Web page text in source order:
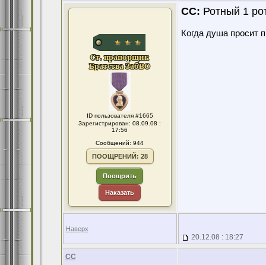
ID пользователя #1665
Зарегистрирован: 08.09.08 :
17:56
Сообщений: 944
ПООЩРЕНИЙ: 28
Поощрить
Наказать
CC: Ротный 1
Когда душа просит
Наверх
20.12.08 : 18:27
CC